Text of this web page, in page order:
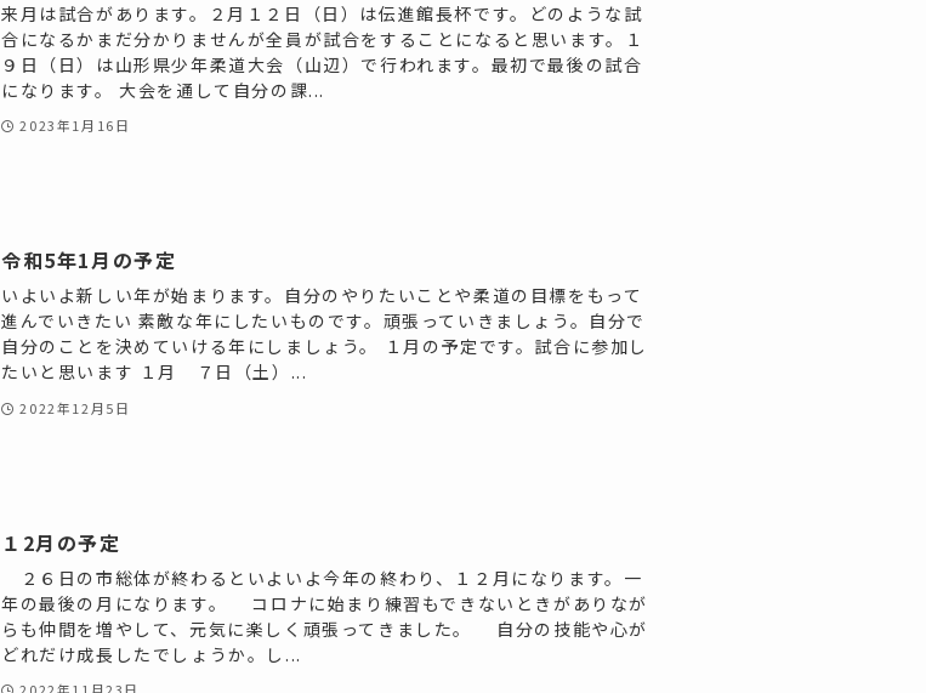
来月は試合があります。２月１２日（日）は伝進館長杯です。どのような試
合になるかまだ分かりませんが全員が試合をすることになると思います。１
９日（日）は山形県少年柔道大会（山辺）で行われます。最初で最後の試合
になります。 大会を通して自分の課...
2023年1月16日
令和5年1月の予定
いよいよ新しい年が始まります。自分のやりたいことや柔道の目標をもって
進んでいきたい 素敵な年にしたいものです。頑張っていきましょう。自分で
自分のことを決めていける年にしましょう。 １月の予定です。試合に参加し
たいと思います １月 ７日（土）...
2022年12月5日
１2月の予定
２６日の市総体が終わるといよいよ今年の終わり、１２月になります。一
年の最後の月になります。 コロナに始まり練習もできないときがありなが
らも仲間を増やして、元気に楽しく頑張ってきました。 自分の技能や心が
どれだけ成長したでしょうか。し...